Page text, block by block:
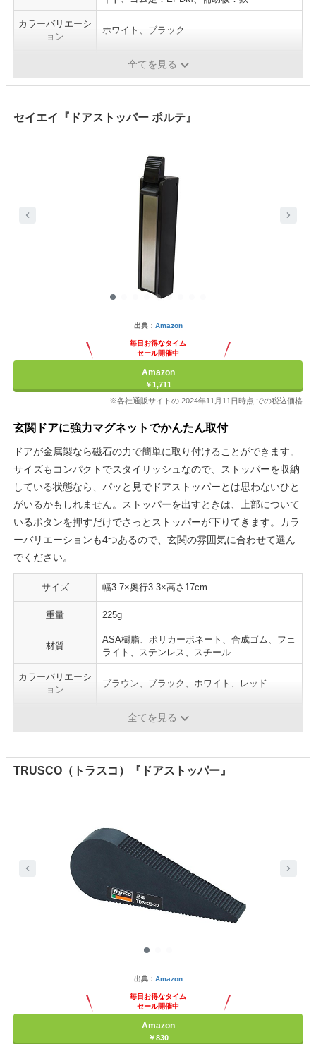
カラーバリエーシ
ョン
ホワイト、ブラック
マグネット式
全てを見る
セイエイ『ドアストッパー ポルテ』
出典： Amazon
毎日お得なタイム
セール開催中
Amazon
￥1,711
※各社通販サイトの 2024年11月11日時点 での税込価格
玄関ドアに強力マグネットでかんたん取付
ドアが金属製なら磁石の力で簡単に取り付けることができます。
サイズもコンパクトでスタイリッシュなので、ストッパーを収納
している状態なら、パッと見でドアストッパーとは思わないひと
がいるかもしれません。ストッパーを出すときは、上部について
いるボタンを押すだけでさっとストッパーが下りてきます。カラ
ーバリエーションも4つあるので、玄関の雰囲気に合わせて選ん
でください。
サイズ 幅3.7×奥行3.3×高さ17cm
重量 225g
材質
ASA樹脂、ポリカーボネート、合成ゴム、フェ
ライト、ステンレス、スチール
カラーバリエーシ
ョン
ブラウン、ブラック、ホワイト、レッド
床とドアの隙間約９ｃｍまで対応
全てを見る
TRUSCO（トラスコ）『ドアストッパー』
出典： Amazon
毎日お得なタイム
セール開催中
Amazon
￥830